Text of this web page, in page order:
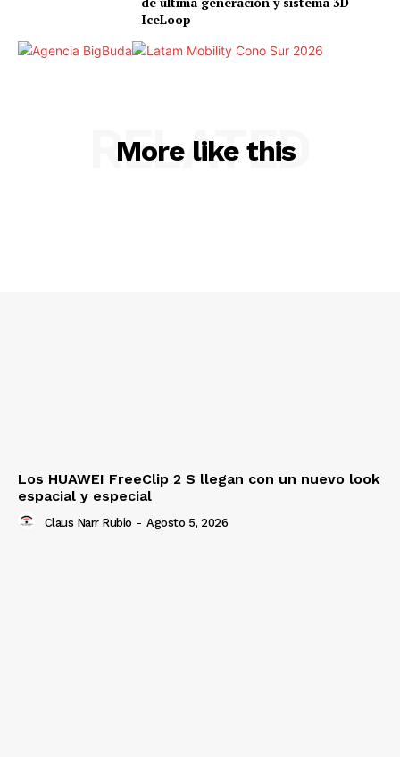
IceLoop
More like this
RELATED
Los HUAWEI FreeClip 2 S llegan con un nuevo look
espacial y especial
Claus Narr Rubio - Agosto 5, 2026